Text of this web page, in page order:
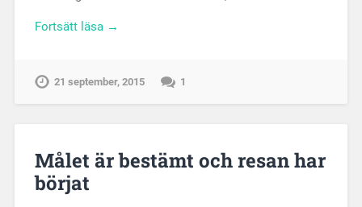
Fortsätt läsa →
21 september, 2015 1
Målet är bestämt och resan har
börjat